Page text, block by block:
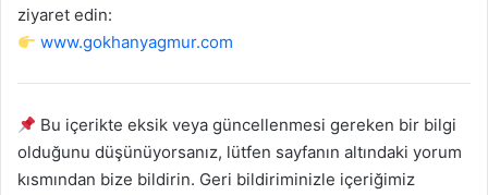
ziyaret edin:
www.gokhanyagmur.com
Bu içerikte eksik veya güncellenmesi gereken bir bilgi
olduğunu düşünüyorsanız, lütfen sayfanın altındaki yorum
kısmından bize bildirin. Geri bildiriminizle içeriğimiz